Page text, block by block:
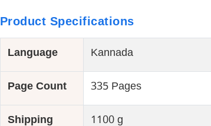
Product Specifications
Language Kannada
Page Count 335 Pages
Shipping
1100 g